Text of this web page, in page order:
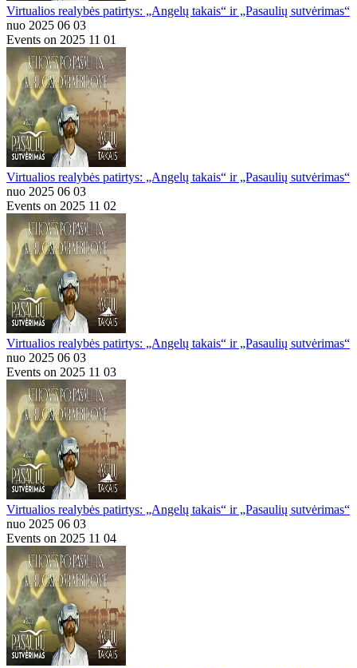
Virtualios realybės patirtys: „Angelų takais“ ir „Pasaulių sutvėrimas“
nuo 2025 06 03
Events on 2025 11 01
Virtualios realybės patirtys: „Angelų takais“ ir „Pasaulių sutvėrimas“
nuo 2025 06 03
Events on 2025 11 02
Virtualios realybės patirtys: „Angelų takais“ ir „Pasaulių sutvėrimas“
nuo 2025 06 03
Events on 2025 11 03
Virtualios realybės patirtys: „Angelų takais“ ir „Pasaulių sutvėrimas“
nuo 2025 06 03
Events on 2025 11 04